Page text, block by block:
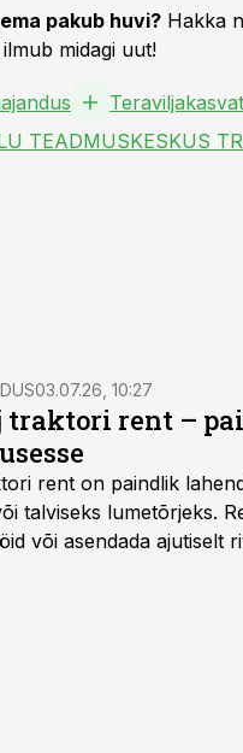
pakub huvi? Hakka
midagi uut!
TEADMUSKESKUS
03.07.26, 10:27
traktori rent –
rent on paindlik
talviseks lumetõrjeks.
või asendada ajutiselt